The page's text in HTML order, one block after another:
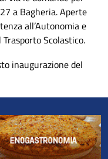
a Bagheria. Aperte
all’Autonomia e
Scolastico.
inaugurazione del